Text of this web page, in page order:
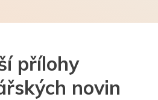
přílohy
novin